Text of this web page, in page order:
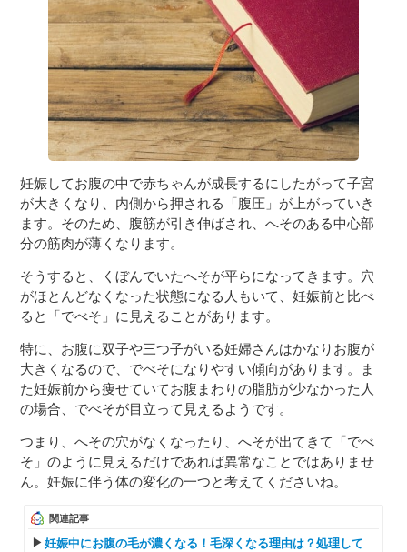
妊娠してお腹の中で赤ちゃんが成長するにしたがって子宮
が大きくなり、内側から押される「腹圧」が上がっていき
ます。そのため、腹筋が引き伸ばされ、へそのある中心部
分の筋肉が薄くなります。
そうすると、くぼんでいたへそが平らになってきます。穴
がほとんどなくなった状態になる人もいて、妊娠前と比べ
ると「でべそ」に見えることがあります。
特に、お腹に双子や三つ子がいる妊婦さんはかなりお腹が
大きくなるので、でべそになりやすい傾向があります。ま
た妊娠前から痩せていてお腹まわりの脂肪が少なかった人
の場合、でべそが目立って見えるようです。
つまり、へその穴がなくなったり、へそが出てきて「でべ
そ」のように見えるだけであれば異常なことではありませ
ん。妊娠に伴う体の変化の一つと考えてくださいね。
関連記事
妊娠中にお腹の毛が濃くなる！毛深くなる理由は？処理して